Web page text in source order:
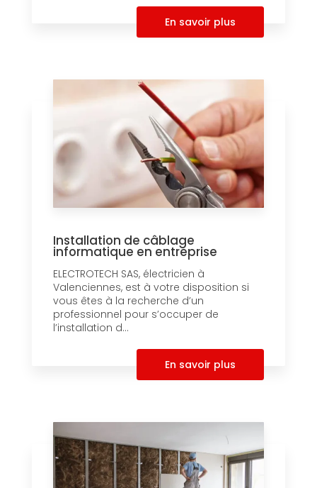
En savoir plus
Installation de câblage
informatique en entreprise
ELECTROTECH SAS, électricien à
Valenciennes, est à votre disposition si
vous êtes à la recherche d’un
professionnel pour s’occuper de
l’installation d...
En savoir plus